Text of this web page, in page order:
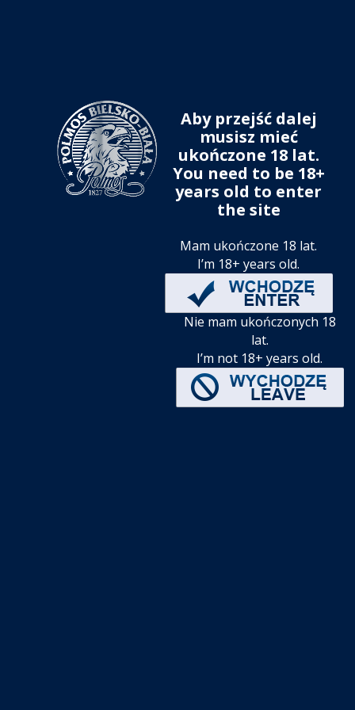
Aby przejść dalej
musisz mieć
ukończone 18 lat.
You need to be 18+
years old to enter
the site
Mam ukończone 18 lat.
I’m 18+ years old.
Nie mam ukończonych 18
lat.
I’m not 18+ years old.